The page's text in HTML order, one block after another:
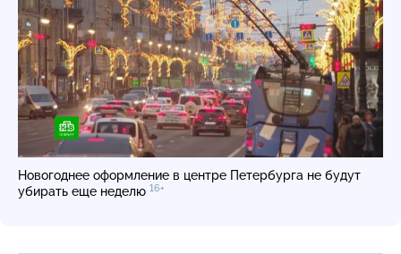
Новогоднее оформление в центре Петербурга не будут
убирать еще неделю 16+